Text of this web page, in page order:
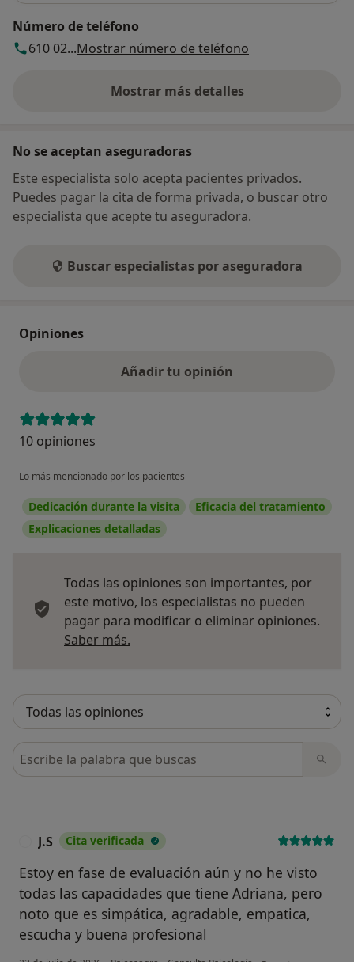
Número de teléfono
610 02...Mostrar número de teléfono
Mostrar más detalles
sobre la dirección
No se aceptan aseguradoras
Este especialista solo acepta pacientes privados.
Puedes pagar la cita de forma privada, o buscar otro
especialista que acepte tu aseguradora.
Buscar especialistas por aseguradora
Opiniones
Añadir tu opinión
10 opiniones
Lo más mencionado por los pacientes
Dedicación durante la visita
Eficacia del tratamiento
Explicaciones detalladas
Todas las opiniones son importantes, por
este motivo, los especialistas no pueden
pagar para modificar o eliminar opiniones.
Saber más.
Busca en opiniones
J.S Cita verificada
Estoy en fase de evaluación aún y no he visto
todas las capacidades que tiene Adriana, pero
noto que es simpática, agradable, empatica,
escucha y buena profesional